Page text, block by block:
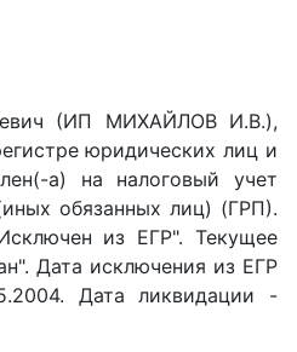
(ИП МИХАЙЛОВ И.В.),
юридических лиц и
a) на налоговый учет
обязанных лиц) (ГРП).
из ЕГР". Текущее
Дата исключения из ЕГР
Дата ликвидации -